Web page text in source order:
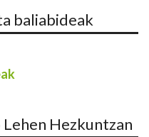
baliabideak
Hezkuntzan